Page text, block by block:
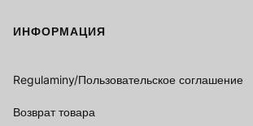
Footer menu
ИНФОРМАЦИЯ
Regulaminy/Пользовательское соглашение
Возврат товара